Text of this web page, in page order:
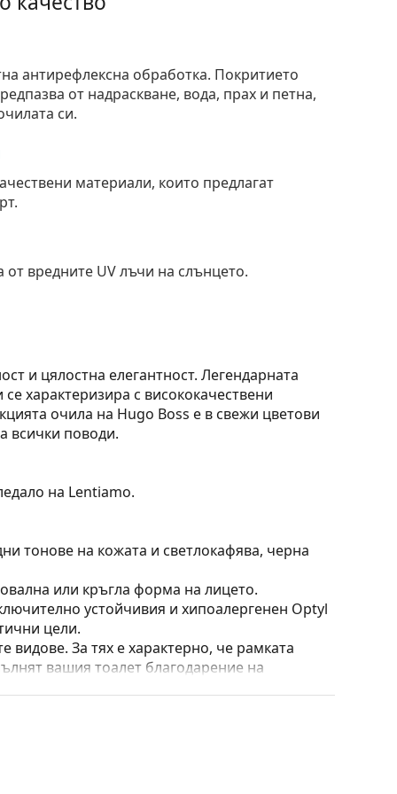
антирефлексна обработка. Покритието
от надраскване, вода, прах и петна,
си.
материали, които предлагат
вредните UV лъчи на слънцето.
и цялостна елегантност. Легендарната
характеризира с висококачествени
очила на Hugo Boss е в свежи цветови
всички поводи.
на Lentiamo.
тонове на кожата и светлокафява, черна
или кръгла форма на лицето.
устойчивия и хипоалергенен Optyl
цели.
видове. За тях е характерно, че рамката
вашия тоалет благодарение на
мощност.
са по-устойчиви на повреди и задържат